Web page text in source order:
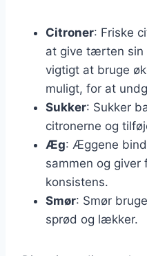
Citroner: Friske
at give tærten sin
vigtigt at bruge
muligt, for at
Sukker: Sukker
citronerne og
Æg: Æggene
sammen og giver
konsistens.
Smør: Smør
sprød og lækker.